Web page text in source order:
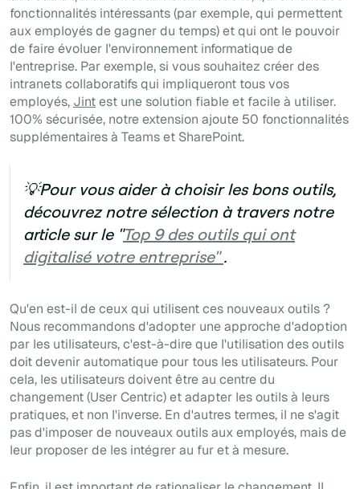
fonctionnalités intéressants (par exemple, qui permettent
aux employés de gagner du temps) et qui ont le pouvoir
de faire évoluer l'environnement informatique de
l'entreprise. Par exemple, si vous souhaitez créer des
intranets collaboratifs qui impliqueront tous vos
employés, Jintest une solution fiable et facile à utiliser.
100% sécurisée, notre extension ajoute 50 fonctionnalités
supplémentaires à Teams et SharePoint.
💡Pour vous aider à choisir les bons outils,
découvrez notre sélection à travers notre
article sur le "Top 9 des outils qui ont
digitalisé votre entreprise".
Qu'en est-il de ceux qui utilisent ces nouveaux outils ?
Nous recommandons d'adopter une approche d'adoption
par les utilisateurs, c'est-à-dire que l'utilisation des outils
doit devenir automatique pour tous les utilisateurs. Pour
cela, les utilisateurs doivent être au centre du
changement(User Centric)et adapter les outils à leurs
pratiques, et non l'inverse. En d'autres termes, il ne s'agit
pas d'imposer de nouveaux outils aux employés, mais de
leur proposer de les intégrer au fur et à mesure.